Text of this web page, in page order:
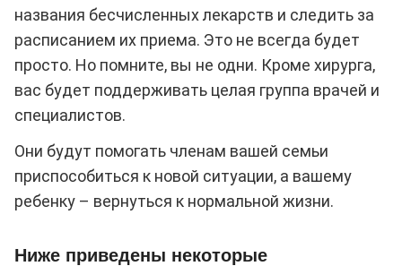
названия бесчисленных лекарств и следить за
расписанием их приема. Это не всегда будет
просто. Но помните, вы не одни. Кроме хирурга,
вас будет поддерживать целая группа врачей и
специалистов.
Они будут помогать членам вашей семьи
приспособиться к новой ситуации, а вашему
ребенку – вернуться к нормальной жизни.
Ниже приведены некоторые